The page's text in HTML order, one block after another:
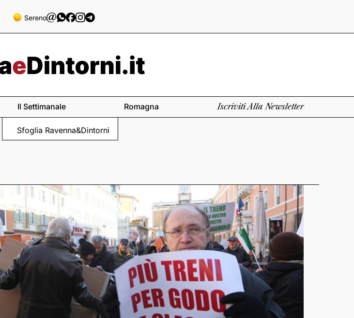
Sereno
Il Settimanale
Sfoglia Ravenna&Dintorni
Romagna Iscriviti Alla Newsletter